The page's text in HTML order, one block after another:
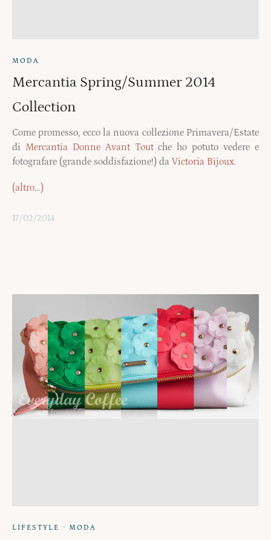
MODA
Mercantia Spring/Summer 2014
Collection
Come promesso, ecco la nuova collezione Primavera/Estate
di Mercantia Donne Avant Toutche ho potuto vedere e
fotografare (grande soddisfazione!) da Victoria Bijoux.
(altro…)
17/02/2014
LIFESTYLE · MODA